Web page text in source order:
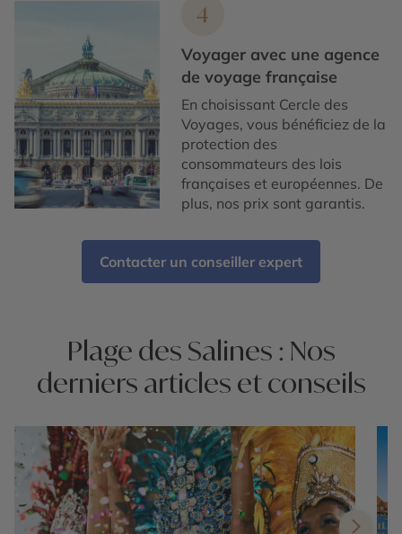
4
Voyager avec une agence
de voyage française
En choisissant Cercle des
Voyages, vous bénéficiez de la
protection des
consommateurs des lois
françaises et européennes. De
plus, nos prix sont garantis.
Contacter un conseiller expert
Plage des Salines : Nos
derniers articles et conseils